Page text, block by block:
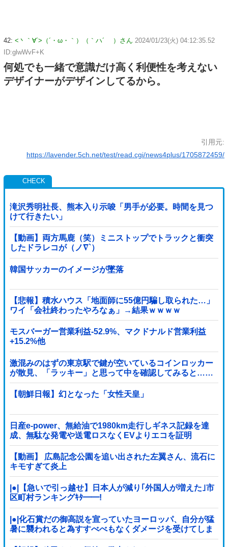
42: <丶｀∀´>（´・ω・｀）（｀ハ´ ）さん 2024/01/23(火) 04:12:35.52
ID:glwWvF+K
何処でも一緒で意識だけ高く利便性を考えない
デザイナーがデザインしてるから。
引用元:
https://lavender.5ch.net/test/read.cgi/news4plus/1705872459/
滝沢秀明社長、熊本入り示唆「男手が必要。時間を見つ
けて行きたい」
【動画】両方馬鹿（笑）ミニストップでトラックと衝突
したドラレコが（ノ∇`）
韓国サッカーのイメージが墜落
【悲報】積水ハウス「地面師に55億円騙し取られた…」
ワイ「会社終わったやろなぁ」→結果ｗｗｗｗ
モスバーガー営業利益-52.9%、マクドナルド営業利益
+15.2%他
激混みのはずの東京駅で鍵が空いているコインロッカー
が散見、「ラッキー」と思って中を確認してみると……
【朝鮮日報】幻となった「女性天皇」
日産e-power、無給油で1980km走行しギネス記録を達
成、無駄な発電や送電ロスなくEVよりエコを証明
【動画】 広島記念公園を追い出された左翼さん、流石に
キモすぎて炎上
|●|【急いで引っ越せ】日本人が減り｢外国人が増えた｣市
区町村ランキングｷﾀ━━!
|●|化石賞だの御高説を宣っていたヨーロッパ、自分が猛
暑に襲われると為すすべべもなくダメージを受けてしま
い……